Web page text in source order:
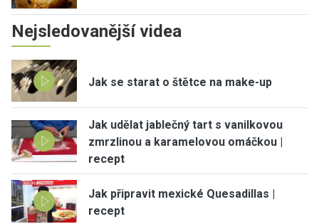
Nejsledovanější videa
Jak se starat o štětce na make-up
Jak udělat jablečný tart s vanilkovou
zmrzlinou a karamelovou omáčkou |
recept
Jak připravit mexické Quesadillas |
recept